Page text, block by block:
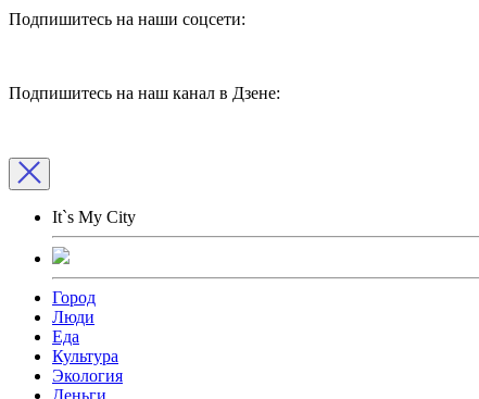
Подпишитесь на наши соцсети:
Подпишитесь на наш канал в Дзене:
It`s My City
Город
Люди
Еда
Культура
Экология
Деньги